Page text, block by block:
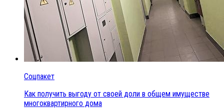
Соцпакет
Как получить выгоду от своей доли в общем имуществе
многоквартирного дома